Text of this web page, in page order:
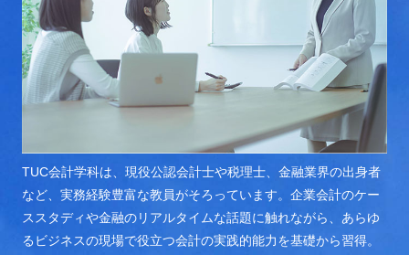
TUC会計学科は、現役公認会計士や税理士、金融業界の出身者
など、実務経験豊富な教員がそろっています。企業会計のケー
ススタディや金融のリアルタイムな話題に触れながら、あらゆ
るビジネスの現場で役立つ会計の実践的能力を基礎から習得。